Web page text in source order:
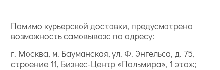
Помимо курьерской доставки, предусмотрена
возможность самовывоза по адресу:
г. Москва, м. Бауманская, ул. Ф. Энгельса, д. 75,
строение 11, Бизнес-Центр «Пальмира», 1 этаж;